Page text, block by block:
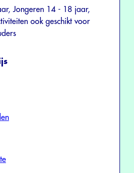
Jongeren 14 - 18 jaar,
ook geschikt voor